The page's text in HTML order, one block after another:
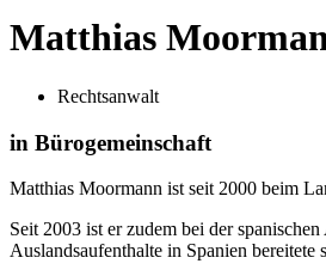
Matthias
Rechtsanwalt
in Bürogemeinschaft
Matthias Moormann ist seit 2000 beim
Seit 2003 ist er zudem bei der
Auslandsaufenthalte in Spanien